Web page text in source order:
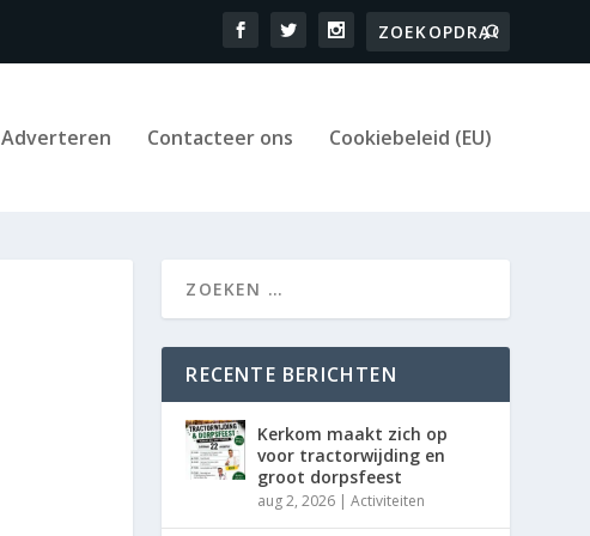
Adverteren Contacteer ons Cookiebeleid (EU)
RECENTE BERICHTEN
Kerkom maakt zich op
voor tractorwijding en
groot dorpsfeest
aug 2, 2026 |Activiteiten